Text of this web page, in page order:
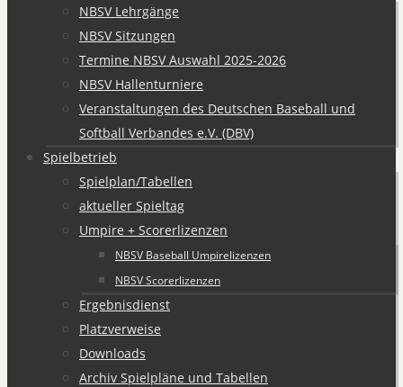
NBSV Lehrgänge
NBSV Sitzungen
Termine NBSV Auswahl 2025-2026
NBSV Hallenturniere
Veranstaltungen des Deutschen Baseball und
Softball Verbandes e.V. (DBV)
Spielbetrieb
Spielplan/Tabellen
aktueller Spieltag
Umpire + Scorerlizenzen
NBSV Baseball Umpirelizenzen
NBSV Scorerlizenzen
Ergebnisdienst
Platzverweise
Downloads
Archiv Spielpläne und Tabellen